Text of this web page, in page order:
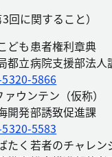
回に関すること）
ども患者権利章典
都立病院支援部法人
5866
ウンテン（仮称）
開発部誘致促進課
5583
たく若者のチャレン